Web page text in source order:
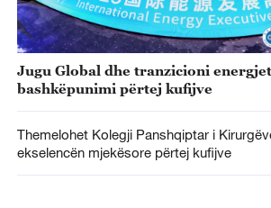
Jugu Global dhe tranzicioni
bashkëpunimi përtej kufijve
Themelohet Kolegji Panshqiptar i
ekselencën mjekësore përtej kufijve